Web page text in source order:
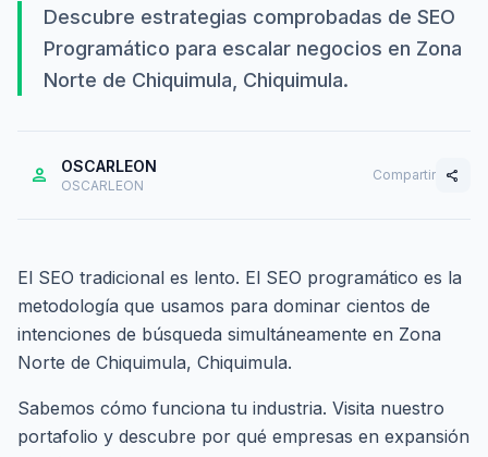
Descubre estrategias comprobadas de SEO
Programático para escalar negocios en Zona
Norte de Chiquimula, Chiquimula.
person OSCARLEON
OSCARLEON
Compartir share
El SEO tradicional es lento. El SEO programático es la
metodología que usamos para dominar cientos de
intenciones de búsqueda simultáneamente en Zona
Norte de Chiquimula, Chiquimula.
Sabemos cómo funciona tu industria. Visita nuestro
portafolio y descubre por qué empresas en expansión